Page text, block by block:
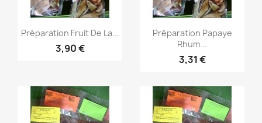
Aperçu rapide
Préparation Fruit De La...
3,90 €
Aperçu rapide
Préparation Papaye
Rhum...
3,31 €